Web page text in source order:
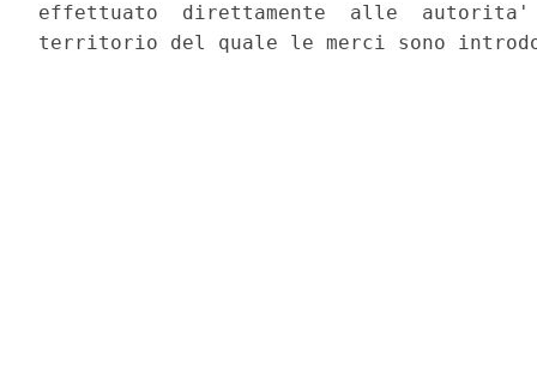
effettuato  direttamente  alle  autorita'